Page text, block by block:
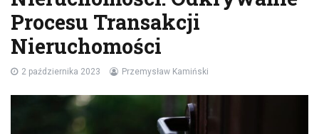
Procesu Transakcji
Nieruchomości
2 października 2023 Przemysław Kamiński